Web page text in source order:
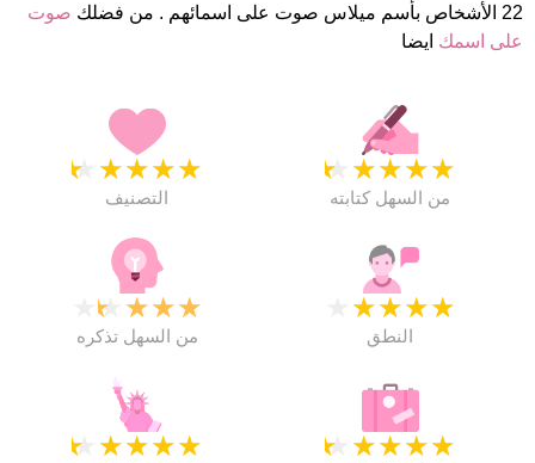
22 الأشخاص بأسم ميلاس صوت على اسمائهم . من فضلك
صوت
على اسمك ايضا
★
★
★
★
★
التصنيف
★
★
★
★
★
من السهل كتابته
★
★
★
★
من السهل تذكره
★
★
★
★
النطق
★
★
★
★
★ ★
★
★
★
★